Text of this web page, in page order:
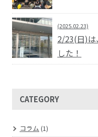
(2025.02.23)
2/23(日)は
した！
CATEGORY
コラム (1)